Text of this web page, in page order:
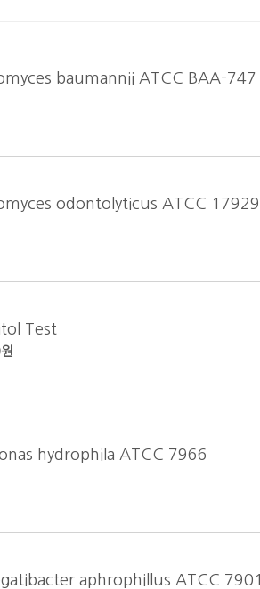
baumannii ATCC BAA-747
odontolyticus ATCC 17929
Test
hydrophila ATCC 7966
aphrophillus ATCC 7901